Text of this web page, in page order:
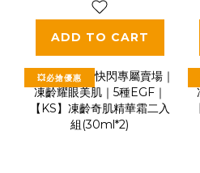
150ml
ADD TO CART
💥必搶優惠